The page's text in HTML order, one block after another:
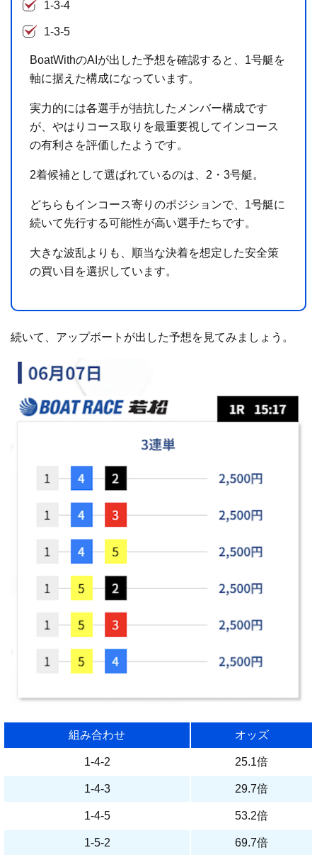
1-3-4
1-3-5
BoatWithのAIが出した予想を確認すると、1号艇を
軸に据えた構成になっています。
実力的には各選手が拮抗したメンバー構成です
が、やはりコース取りを最重要視してインコース
の有利さを評価したようです。
2着候補として選ばれているのは、2・3号艇。
どちらもインコース寄りのポジションで、1号艇に
続いて先行する可能性が高い選手たちです。
大きな波乱よりも、順当な決着を想定した安全策
の買い目を選択しています。
続いて、アップボートが出した予想を見てみましょう。
組み合わせ オッズ
1-4-2 25.1倍
1-4-3 29.7倍
1-4-5 53.2倍
1-5-2 69.7倍